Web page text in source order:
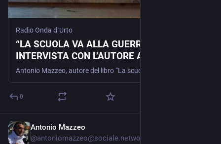
Radio Onda d`Urto
“LA SCUOLA VA ALLA GUERRA”:
INTERVISTA CON L’AUTORE ANTONIO
MAZZEO
0
Antonio Mazzeo
@antoniomazzeo@sociale.network